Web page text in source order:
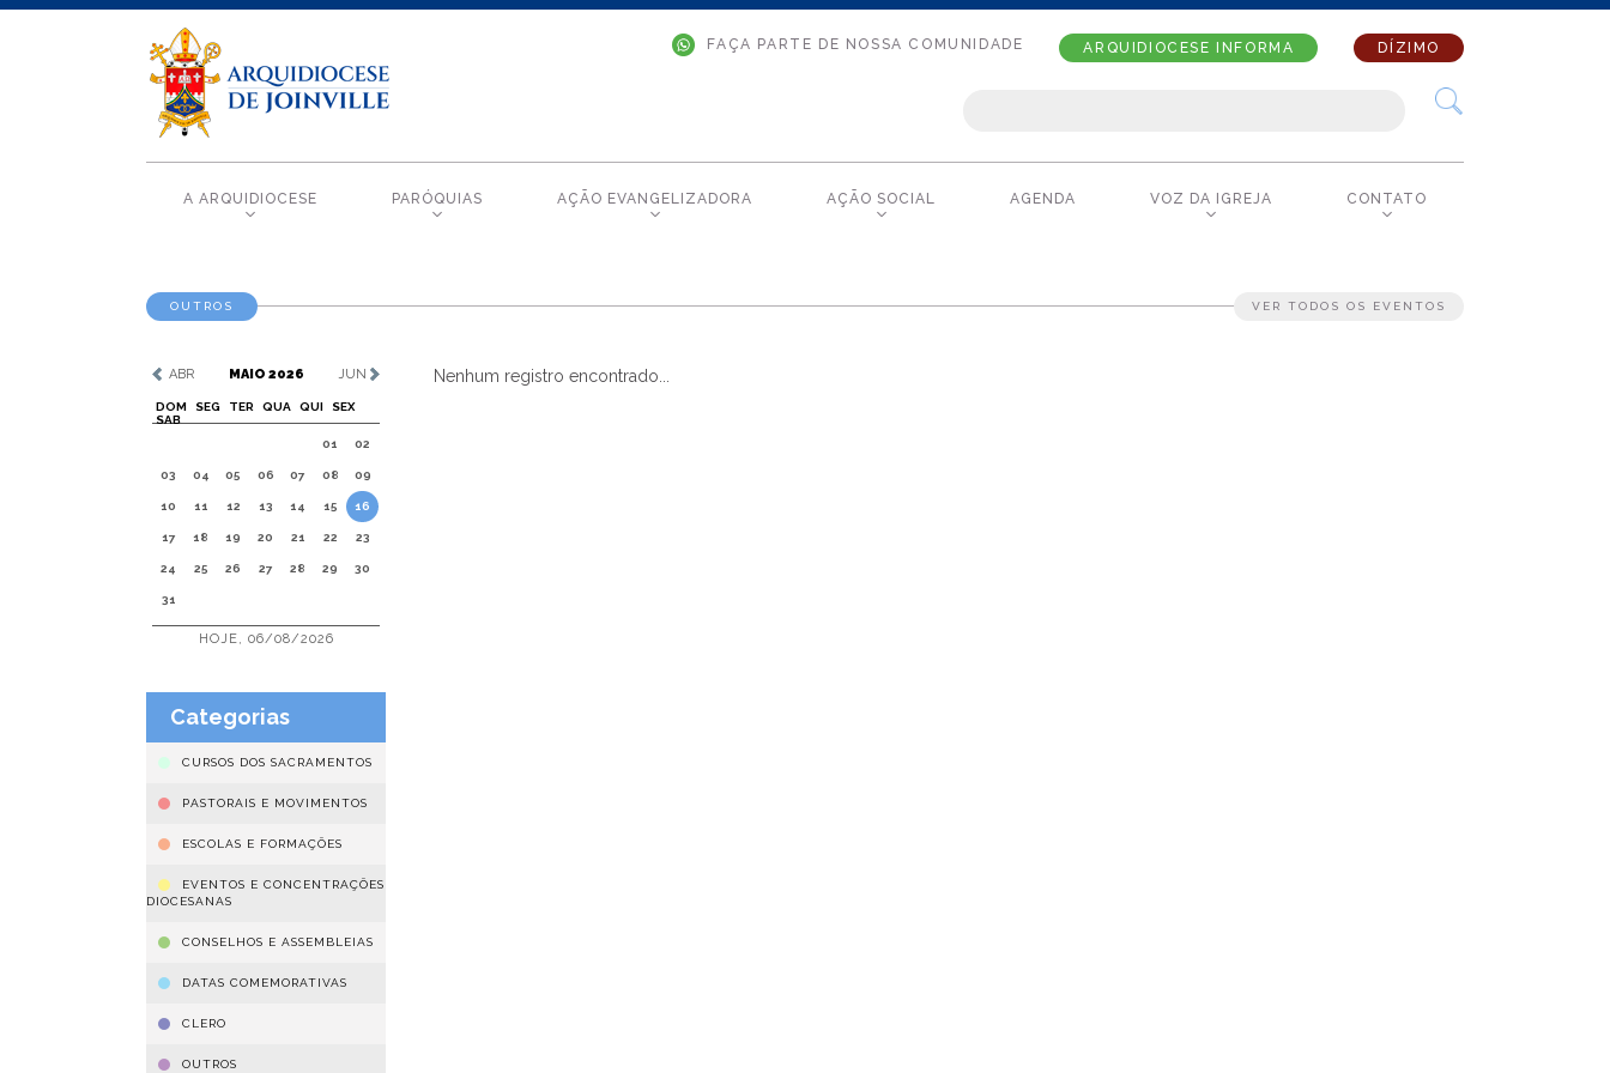
DÍZIMO
ARQUIDIOCESE INFORMA
FAÇA PARTE DE NOSSA COMUNIDADE
A ARQUIDIOCESE PARÓQUIAS AÇÃO EVANGELIZADORA AÇÃO SOCIAL AGENDA VOZ DA IGREJA CONTATO
OUTROS VER TODOS OS EVENTOS
ABR MAIO 2026 JUN
DOM SEG TER QUA QUI
SEX
SAB
01
02
03 04 05 06 07 08 09
10 11 12 13 14 15 16
17 18 19 20 21 22 23
24 25 26 27 28 29 30
31
HOJE, 06/08/2026
Categorias
CURSOS DOS SACRAMENTOS
PASTORAIS E MOVIMENTOS
ESCOLAS E FORMAÇÕES
EVENTOS E CONCENTRAÇÕES
DIOCESANAS
CONSELHOS E ASSEMBLEIAS
DATAS COMEMORATIVAS
CLERO
OUTROS
Nenhum registro encontrado...